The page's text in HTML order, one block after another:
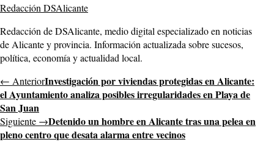
Redacción DSAlicante
Redacción de DSAlicante, medio digital especializado en noticias
de Alicante y provincia. Información actualizada sobre sucesos,
política, economía y actualidad local.
← AnteriorInvestigación por viviendas protegidas en Alicante:
el Ayuntamiento analiza posibles irregularidades en Playa de
San Juan
Siguiente →Detenido un hombre en Alicante tras una pelea en
pleno centro que desata alarma entre vecinos